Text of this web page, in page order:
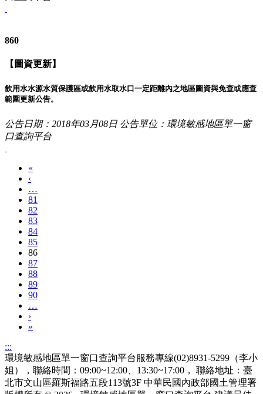
860
【圖資更新】
飲用水水源水質保護區或飲用水取水口一定距離內之地區圖資與免查或應查
範圍更新公告。
公告日期：2018年03月08日 公告單位：環境敏感地區單一窗
口查詢平台
«
‹
…
81
82
83
84
85
86
87
88
89
90
…
›
»
:::
環境敏感地區單一窗口查詢平台服務專線(02)8931-5299（李小
姐），聯絡時間：09:00~12:00、13:30~17:00， 聯絡地址：臺
北市文山區羅斯福路五段113號3F 中華民國內政部國土管理署